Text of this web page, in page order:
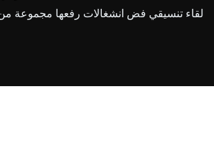
لقاء تنسيقي فض انشغالات رفعها مجموعة من